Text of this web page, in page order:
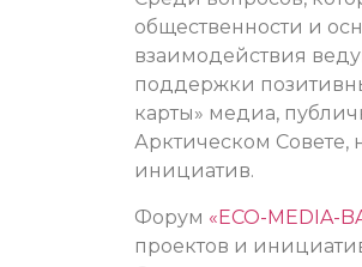
общественности и
взаимодействия
поддержки
карты» медиа,
Арктическом
инициатив.
Форум «ECO-MEDIA-
проектов и